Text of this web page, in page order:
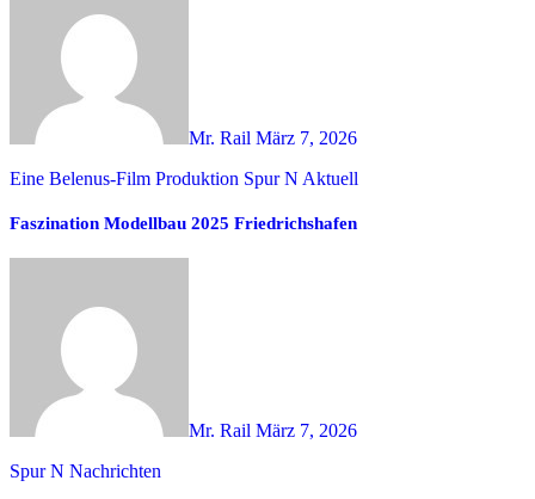
Mr. Rail März 7, 2026
Eine Belenus-Film Produktion Spur N Aktuell
Faszination Modellbau 2025 Friedrichshafen
Mr. Rail März 7, 2026
Spur N Nachrichten